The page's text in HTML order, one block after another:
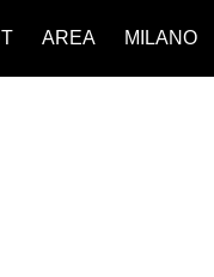
AREA MILANO